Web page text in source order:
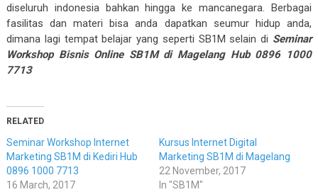
diseluruh indonesia bahkan hingga ke mancanegara. Berbagai
fasilitas dan materi bisa anda dapatkan seumur hidup anda,
dimana lagi tempat belajar yang seperti SB1M selain di Seminar
Workshop Bisnis Online SB1M di Magelang Hub 0896 1000
7713
RELATED
Seminar Workshop Internet
Marketing SB1M di Kediri Hub
0896 1000 7713
16 March, 2017
Kursus Internet Digital
Marketing SB1M di Magelang
22 November, 2017
In "SB1M"